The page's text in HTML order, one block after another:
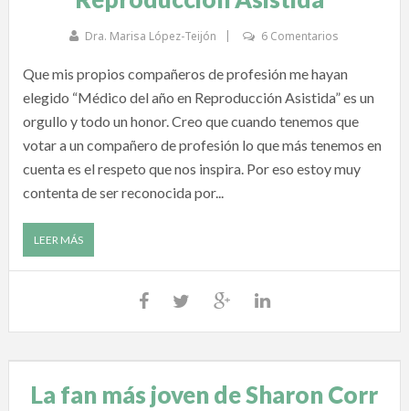
Dra. Marisa López-Teijón 6 Comentarios
Que mis propios compañeros de profesión me hayan
elegido “Médico del año en Reproducción Asistida” es un
orgullo y todo un honor. Creo que cuando tenemos que
votar a un compañero de profesión lo que más tenemos en
cuenta es el respeto que nos inspira. Por eso estoy muy
contenta de ser reconocida por...
LEER MÁS
La fan más joven de Sharon Corr